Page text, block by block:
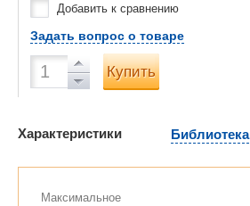
Добавить к сравнению
Задать вопрос о товаре
Купить
Характеристики Библиотека
Максимальное